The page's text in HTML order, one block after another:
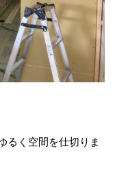
るく空間を仕切りま